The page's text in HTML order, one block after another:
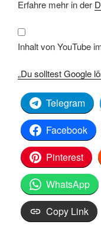
Google
löschen.“
YouTube
anzeigen
Erfahre mehr in der
Inhalt von YouTube
„Du solltest Google
Telegram
Facebook
Pinterest
WhatsApp
Copy Link